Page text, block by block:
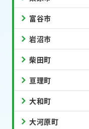
富谷市
岩沼市
柴田町
亘理町
大和町
大河原町